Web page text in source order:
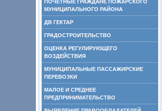
ПОЧЕТНЫЕ ГРАЖДАНЕ ПОЖАРСКОГО
МУНИЦИПАЛЬНОГО РАЙОНА
ДВ ГЕКТАР
ГРАДОСТРОИТЕЛЬСТВО
ОЦЕНКА РЕГУЛИРУЮЩЕГО
ВОЗДЕЙСТВИЯ
МУНИЦИПАЛЬНЫЕ ПАССАЖИРСКИЕ
ПЕРЕВОЗКИ
МАЛОЕ И СРЕДНЕЕ
ПРЕДПРИНИМАТЕЛЬСТВО